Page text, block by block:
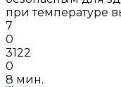
при температуре
7
0
3122
0
8 мин.